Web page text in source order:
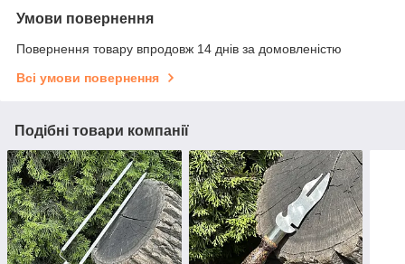
Умови повернення
Повернення товару впродовж 14 днів за домовленістю
Всі умови повернення
Подібні товари компанії